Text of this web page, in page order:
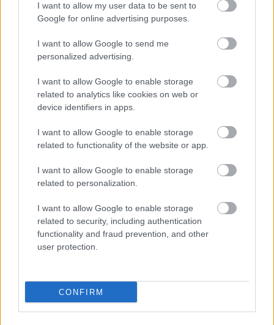
I want to allow my user data to be sent to
Google for online advertising purposes.
I want to allow Google to send me
personalized advertising.
I want to allow Google to enable storage
related to analytics like cookies on web or
device identifiers in apps.
I want to allow Google to enable storage
related to functionality of the website or app.
I want to allow Google to enable storage
related to personalization.
I want to allow Google to enable storage
related to security, including authentication
functionality and fraud prevention, and other
user protection.
CONFIRM
Pridajte túto surovinu do prania, obliečky
budú hladšie a pevnejšie. Starý trik z
hotelov poznali už naše babičky